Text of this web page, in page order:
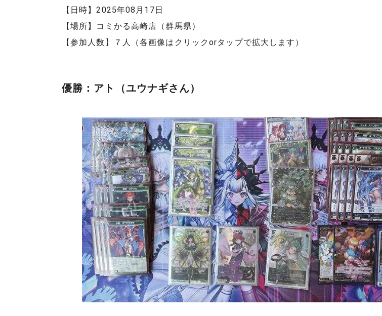
【日時】2025年08月17日
【場所】コミかる高崎店（群馬県）
【参加人数】７人（各画像はクリックorタップで拡大します）
優勝：アト（ユウナギさん）